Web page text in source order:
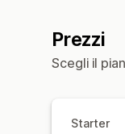
Prezzi
Scegli il
Starter